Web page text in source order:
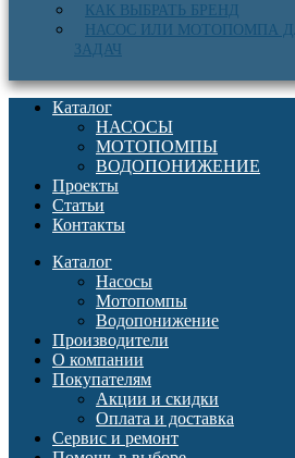
КАК ВЫБРАТЬ БРЕНД
НАСОС ИЛИ МОТОПОМПА
ЗАДАЧ
Каталог
НАСОСЫ
МОТОПОМПЫ
ВОДОПОНИЖЕНИЕ
Проекты
Статьи
Контакты
Каталог
Насосы
Мотопомпы
Водопонижение
Производители
О компании
Покупателям
Акции и скидки
Оплата и доставка
Сервис и ремонт